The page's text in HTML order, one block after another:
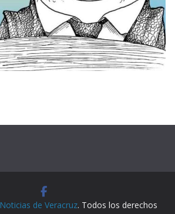
Noticias de Veracruz. Todos los derechos